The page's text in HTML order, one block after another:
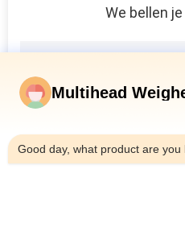
Korrel het
Machine
We bellen
Multihead
Good day, what product are you